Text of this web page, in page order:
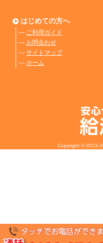
はじめての方へ
― ご利用ガイド
― お問合わせ
― サイトマップ
― ホーム
Copyright © 2015-